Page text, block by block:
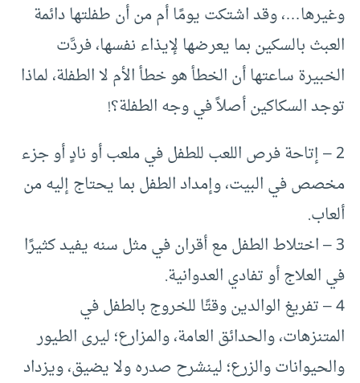
وغيرها…، وقد اشتكت يومًا أم من أن طفلتها دائمة
العبث بالسكين بما يعرضها لإيذاء نفسها، فردَّت
الخبيرة ساعتها أن الخطأ هو خطأ الأم لا الطفلة، لماذا
توجد السكاكين أصلاً في وجه الطفلة؟!
2 – إتاحة فرص اللعب للطفل في ملعب أو نادٍ أو جزء
مخصص في البيت، وإمداد الطفل بما يحتاج إليه من
ألعاب.
3 – اختلاط الطفل مع أقران في مثل سنه يفيد كثيرًا
في العلاج أو تفادي العدوانية.
4 – تفريغ الوالدين وقتًا للخروج بالطفل في
المتنزهات، والحدائق العامة، والمزارع؛ ليرى الطيور
والحيوانات والزرع؛ لينشرح صدره ولا يضيق، ويزداد